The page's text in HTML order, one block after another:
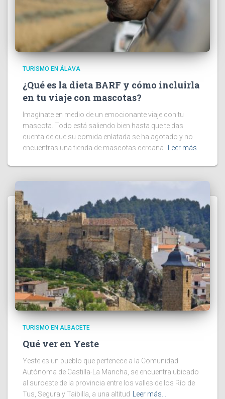
TURISMO EN ÁLAVA
¿Qué es la dieta BARF y cómo incluirla
en tu viaje con mascotas?
Imagínate en medio de un emocionante viaje con tu
mascota. Todo está saliendo bien hasta que te das
cuenta de que su comida enlatada se ha agotado y no
encuentras una tienda de mascotas cercana.
Leer más…
TURISMO EN ALBACETE
Qué ver en Yeste
Yeste es un pueblo que pertenece a la Comunidad
Autónoma de Castilla-La Mancha, se encuentra ubicado
al suroeste de la provincia entre los valles de los Río de
Tus, Segura y Taibilla, a una altitud Leer más…